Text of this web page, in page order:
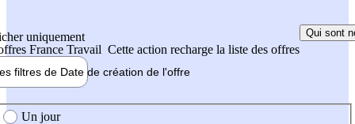
uniquement
France Travail Cette action recharge la liste des offres
Qui sont
filtres de Date de création de l'offre
création de l'offre
Un jour